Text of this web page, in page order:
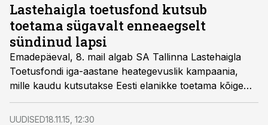
Lastehaigla toetusfond kutsub
toetama sügavalt enneaegselt
sündinud lapsi
Emadepäeval, 8. mail algab SA Tallinna Lastehaigla
Toetusfondi iga-aastane heategevuslik kampaania,
mille kaudu kutsutakse Eesti elanikke toetama kõige
väiksemaid, seekord sügavalt enneaegselt sündinud
lapsi.
UUDISED18.11.15, 12:30